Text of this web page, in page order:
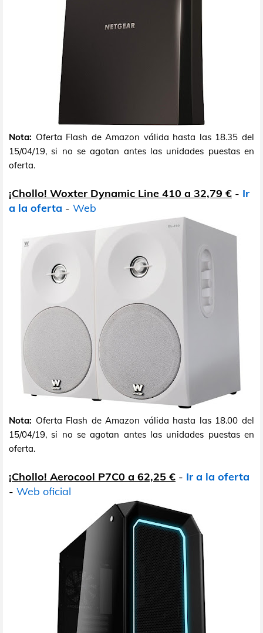
Nota: Oferta Flash de Amazon válida hasta las 18.35 del
15/04/19, si no se agotan antes las unidades puestas en
oferta.
¡Chollo! Woxter Dynamic Line 410 a 32,79 € - Ir
a la oferta - Web
Nota: Oferta Flash de Amazon válida hasta las 18.00 del
15/04/19, si no se agotan antes las unidades puestas en
oferta.
¡Chollo! Aerocool P7C0 a 62,25 € - Ir a la oferta
- Web oficial